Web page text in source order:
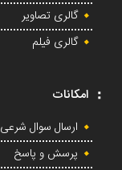
گالری تصاویر
گالری فیلم
امکانات
ارسال سوال شرعی
پرسش و پاسخ